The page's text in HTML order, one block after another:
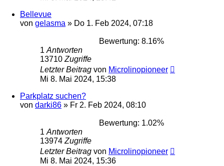
Bellevue
von gelasma » Do 1. Feb 2024, 07:18
Bewertung: 8.16%
1 Antworten
13710 Zugriffe
Letzter Beitrag von Microlinopioneer
Mi 8. Mai 2024, 15:38
Parkplatz suchen?
von darki86 » Fr 2. Feb 2024, 08:10
Bewertung: 1.02%
1 Antworten
13974 Zugriffe
Letzter Beitrag von Microlinopioneer
Mi 8. Mai 2024, 15:36